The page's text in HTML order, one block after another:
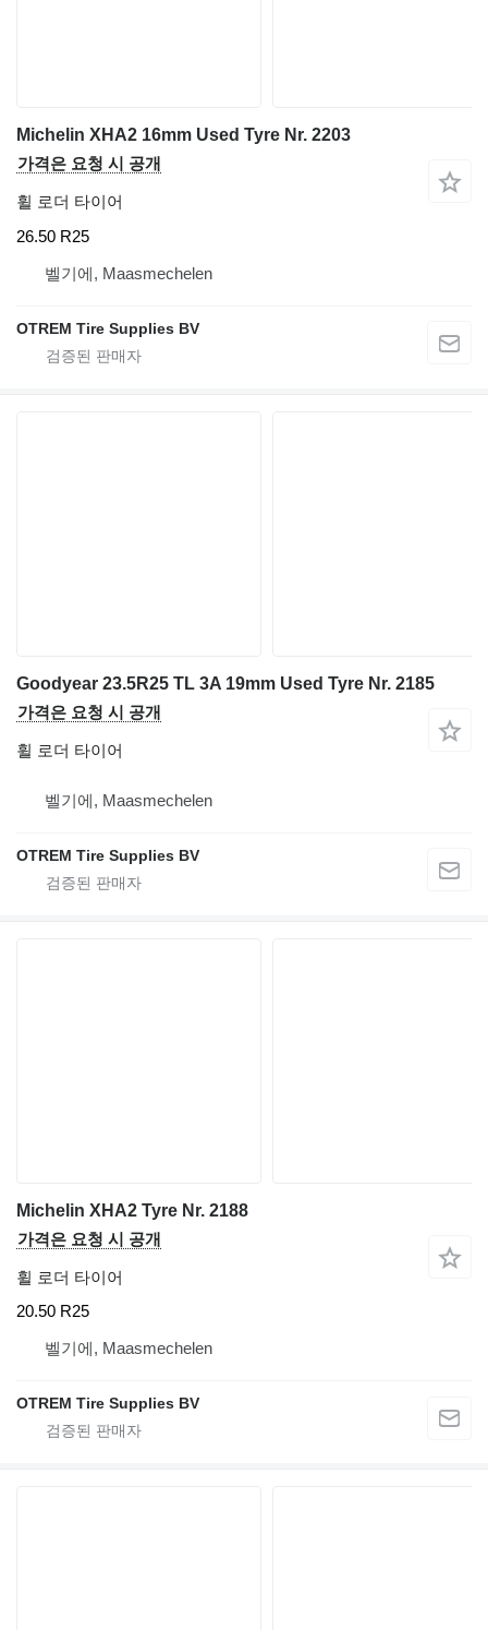
Michelin XHA2 16mm Used Tyre Nr. 2203
가격은 요청 시 공개
휠 로더 타이어
26.50 R25
벨기에, Maasmechelen
OTREM Tire Supplies BV
Goodyear 23.5R25 TL 3A 19mm Used Tyre Nr. 2185
가격은 요청 시 공개
휠 로더 타이어
벨기에, Maasmechelen
OTREM Tire Supplies BV
Michelin XHA2 Tyre Nr. 2188
가격은 요청 시 공개
휠 로더 타이어
20.50 R25
벨기에, Maasmechelen
OTREM Tire Supplies BV